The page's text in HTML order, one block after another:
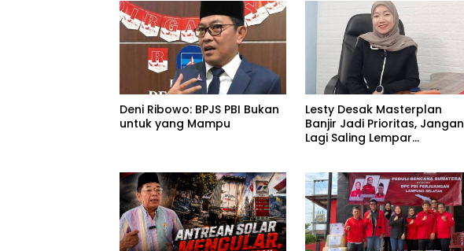
Deni Ribowo: BPJS PBI Bukan
untuk yang Mampu
Lesty Desak Masterplan
Banjir Jadi Prioritas, Jangan
Lagi Saling Lempar